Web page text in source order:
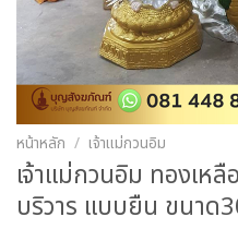
หน้าหลัก / เจ้าแม่กวนอิม
เจ้าแม่กวนอิม ทองเห
บริวาร แบบยืน ขนาด